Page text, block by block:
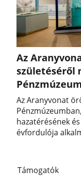
Az
születéséről
Az Aranyvonat
hazatérésének
évfordulója
Támogatók